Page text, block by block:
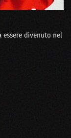
essere divenuto nel